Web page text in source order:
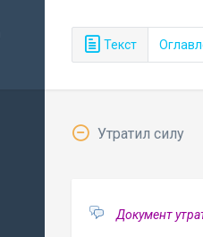
Текст
Утратил силу
Документ